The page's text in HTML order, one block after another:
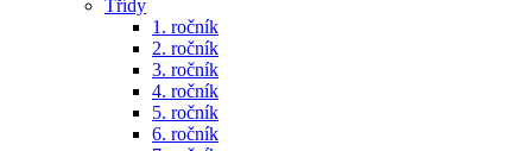
Třídy
1. ročník
2. ročník
3. ročník
4. ročník
5. ročník
6. ročník